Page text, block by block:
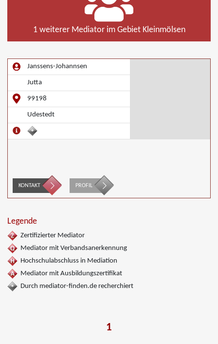
1 weiterer Mediator im Gebiet Kleinmölsen
Janssens-Johannsen
Jutta
99198
Udestedt
KONTAKT PROFIL
Legende
Zertifizierter Mediator
Mediator mit Verbandsanerkennung
Hochschulabschluss in Mediation
Mediator mit Ausbildungszertifikat
Durch mediator-finden.de recherchiert
1